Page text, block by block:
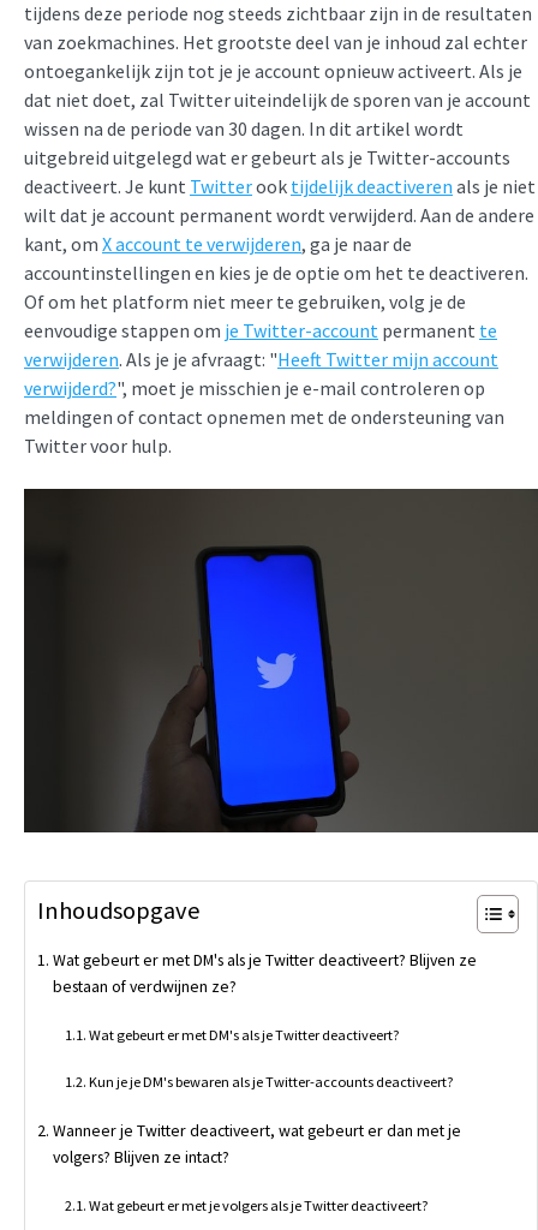
tijdens deze periode nog steeds zichtbaar zijn in de resultaten
van zoekmachines. Het grootste deel van je inhoud zal echter
ontoegankelijk zijn tot je je account opnieuw activeert. Als je
dat niet doet, zal Twitter uiteindelijk de sporen van je account
wissen na de periode van 30 dagen. In dit artikel wordt
uitgebreid uitgelegd wat er gebeurt als je Twitter-accounts
deactiveert. Je kunt Twitterook tijdelijk deactiveren als je niet
wilt dat je account permanent wordt verwijderd. Aan de andere
kant, om X account te verwijderen, ga je naar de
accountinstellingen en kies je de optie om het te deactiveren.
Of om het platform niet meer te gebruiken, volg je de
eenvoudige stappen om je Twitter-account permanent te
verwijderen. Als je je afvraagt: "Heeft Twitter mijn account
verwijderd?", moet je misschien je e-mail controleren op
meldingen of contact opnemen met de ondersteuning van
Twitter voor hulp.
Inhoudsopgave
Wat gebeurt er met DM's als je Twitter deactiveert? Blijven ze
bestaan of verdwijnen ze?
Wat gebeurt er met DM's als je Twitter deactiveert?
Kun je je DM's bewaren als je Twitter-accounts deactiveert?
Wanneer je Twitter deactiveert, wat gebeurt er dan met je
volgers? Blijven ze intact?
Wat gebeurt er met je volgers als je Twitter deactiveert?